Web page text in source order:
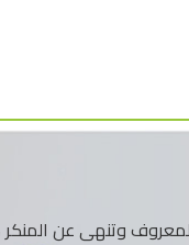
وتنهى عن المنكر